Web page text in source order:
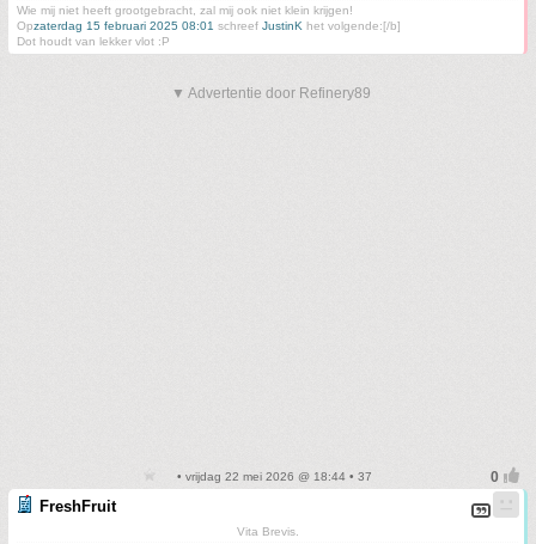
Wie mij niet heeft grootgebracht, zal mij ook niet klein krijgen!
Opzaterdag 15 februari 2025 08:01 schreef JustinK het volgende:[/b]
Dot houdt van lekker vlot :P
▼ Advertentie door Refinery89
• vrijdag 22 mei 2026 @ 18:44 • 37
FreshFruit
Vita Brevis.